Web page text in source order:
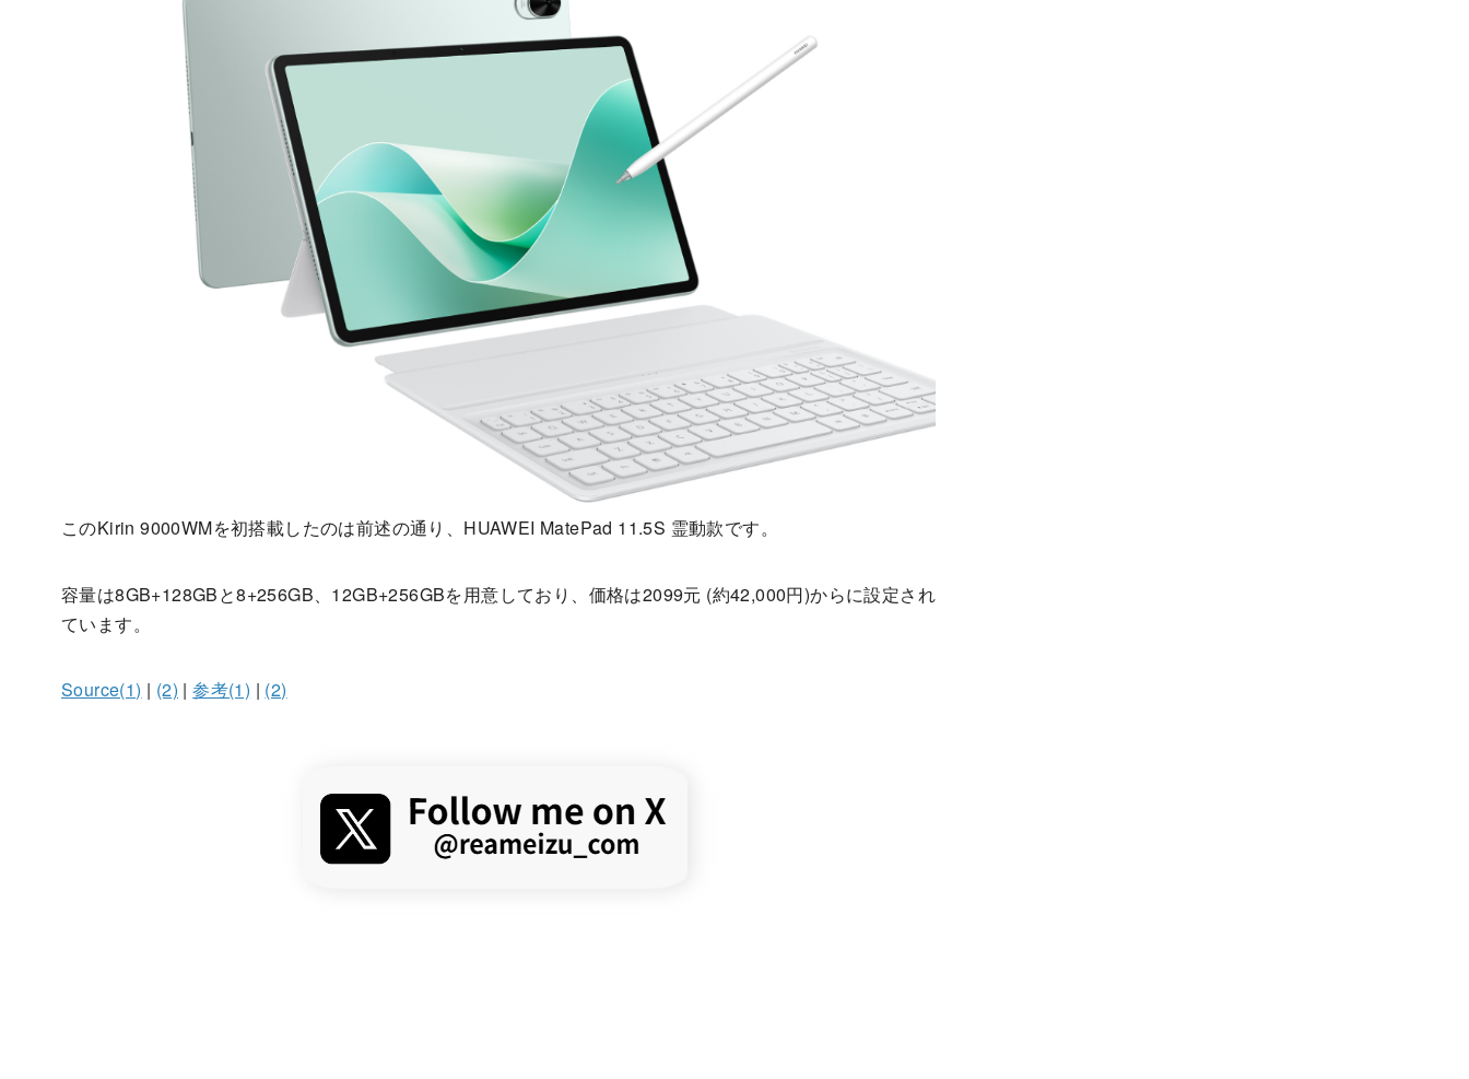
このKirin 9000WMを初搭載したのは前述の通り、HUAWEI MatePad 11.5S 霊動款です。
容量は8GB+128GBと8+256GB、12GB+256GBを用意しており、価格は2099元 (約42,000円)からに設定され
ています。
Source(1) | (2) |参考(1) | (2)